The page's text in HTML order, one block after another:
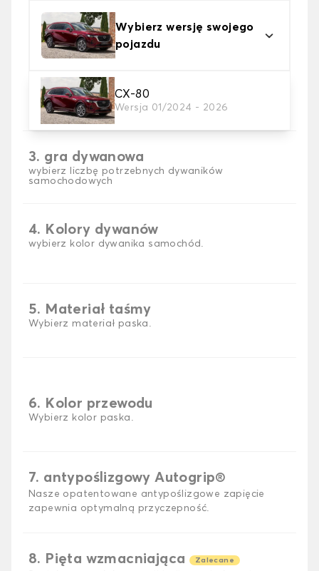
Wybierz wersję swojego
pojazdu
CX-80
Wersja 01/2024 - 2026
2. Materiał
wybierz materiał dywanika samochodowego
3. gra dywanowa
wybierz liczbę potrzebnych dywaników
samochodowych
4. Kolory dywanów
wybierz kolor dywanika samochód.
5. Materiał taśmy
Wybierz materiał paska.
6. Kolor przewodu
Wybierz kolor paska.
7. antypoślizgowy Autogrip®
Nasze opatentowane antypoślizgowe zapięcie
zapewnia optymalną przyczepność.
8. Pięta wzmacniająca Zalecane